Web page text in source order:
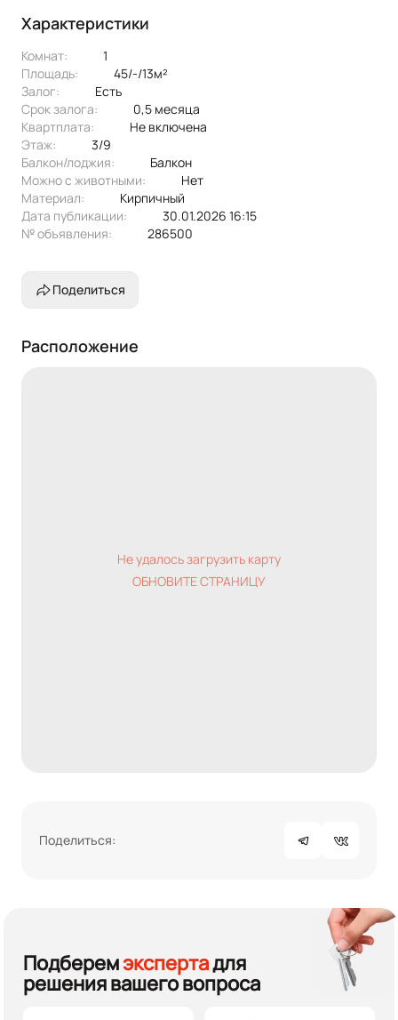
Из мебели предоставляется: кухонный гарнитур, диван,
кровать, стенка, шкаф, стол, стулья. Из техники: плита,
холодильник, микроволновая печь, стиральная машина, wi-
fi, телевизор.
Характеристики
Комнат:
1
Площадь:
45/-/13м²
Залог:
есть
Срок залога:
0,5 месяца
Квартплата:
не включена
Этаж:
3/9
Балкон/лоджия:
балкон
Можно с животными:
нет
Материал:
кирпичный
Дата публикации:
30.01.2026 16:15
№ объявления:
286500
Поделиться
Расположение
Не удалось загрузить карту
ОБНОВИТЕ СТРАНИЦУ
Поделиться:
Подберемэкспертадля
решения вашего вопроса